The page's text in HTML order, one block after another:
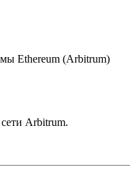
Ethereum (Arbitrum)
Arbitrum.